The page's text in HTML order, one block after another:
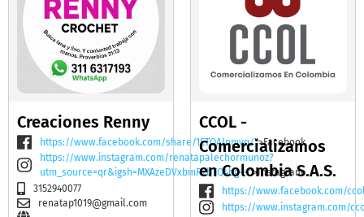
Creaciones Renny
https://www.facebook.com/share/1ETQAJnmvq/">Facebook
https://www.instagram.com/renatapalechormunoz?
utm_source=qr&igsh=MXAzeDVxbmR2bTQ4bg==">Instagram
3152940077
renatap1019@gmail.com
CCOL -
Comercializamos
en Colombia S.A.S.
https://www.facebook.com/
https://www.instagram.com/